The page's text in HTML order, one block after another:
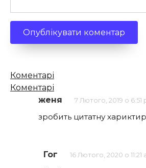
Кількість
коментарів
Коментарі
Коментарі
женя
7 Лютого, 2019 о 6:51
зробить цитатну
Гог 16 Лютого, 2020 о 11:21